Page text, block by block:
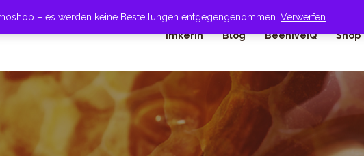
Imkerin Blog BeehiveIQ Shop
– es werden keine Bestellungen entgegengenommen. Verwerfen